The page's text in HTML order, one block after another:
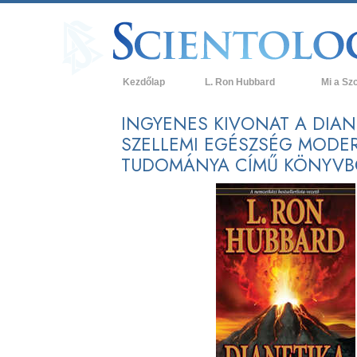
Kezdőlap L. Ron Hubbard Mi a
A
Mit
a
Ismerjen
Látogatás
A
Bevezetés
Szeretet és
Mi a
INGYENES KIVONAT A
SZELLEMI EGÉSZSÉG
TUDOMÁNYA CÍMŰ